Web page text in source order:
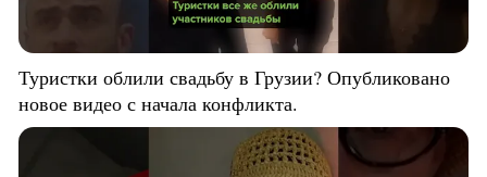
Туристки облили свадьбу в Грузии? Опубликовано
новое видео с начала конфликта.